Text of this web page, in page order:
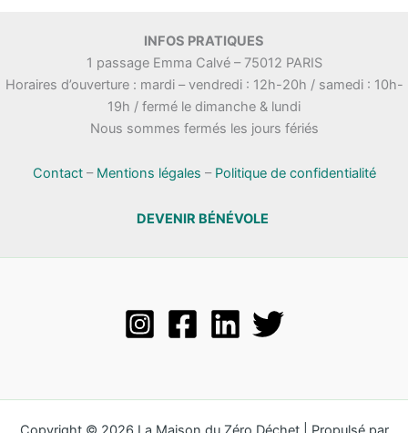
INFOS PRATIQUES
1 passage Emma Calvé – 75012 PARIS
Horaires d’ouverture : mardi – vendredi : 12h-20h / samedi : 10h-
19h / fermé le dimanche & lundi
Nous sommes fermés les jours fériés
Contact– Mentions légales – Politique de confidentialité
DEVENIR BÉNÉVOLE